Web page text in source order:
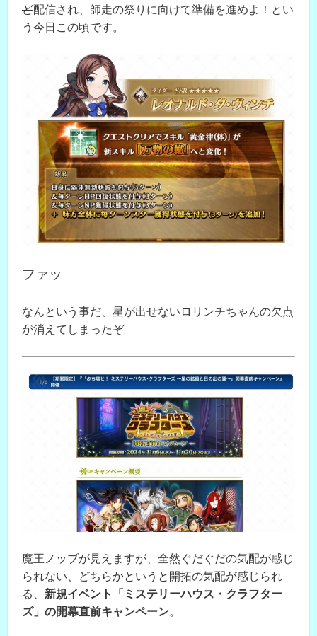
ど配信され、師走の祭りに向けて準備を進めよ！とい
う今日この頃です。
ファッ
なんという事だ、星が出せないロリンチちゃんの欠点
が消えてしまったぞ
魔王ノッブが見えますが、全然ぐだぐだの気配が感じ
られない、どちらかというと開拓の気配が感じられ
る、 新規イベント「ミステリーハウス・クラフター
ズ」の開幕直前キャンペーン。